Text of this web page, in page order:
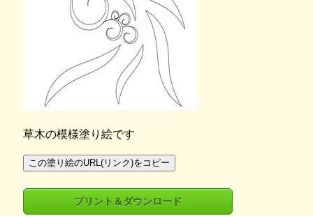
草木の模様塗り絵です
この塗り絵のURL(リンク)をコピー
プリント＆ダウンロード